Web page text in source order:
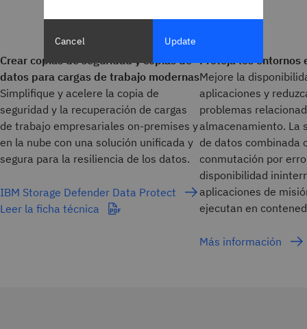
Crear copias de seguridad y copias de
datos para cargas de trabajo modernas
Simplifique y acelere la copia de
seguridad y la recuperación de cargas
de trabajo empresariales on-premises y
en la nube con una solución unificada y
segura para la resiliencia de los datos.
IBM Storage Defender Data Protect
Leer la ficha técnica
Proteja los entornos
Mejore la
aplicaciones y
problemas
almacenamiento. La
de datos combinada
conmutación por
disponibilidad
aplicaciones de
ejecutan en
Más información
Cancel Update